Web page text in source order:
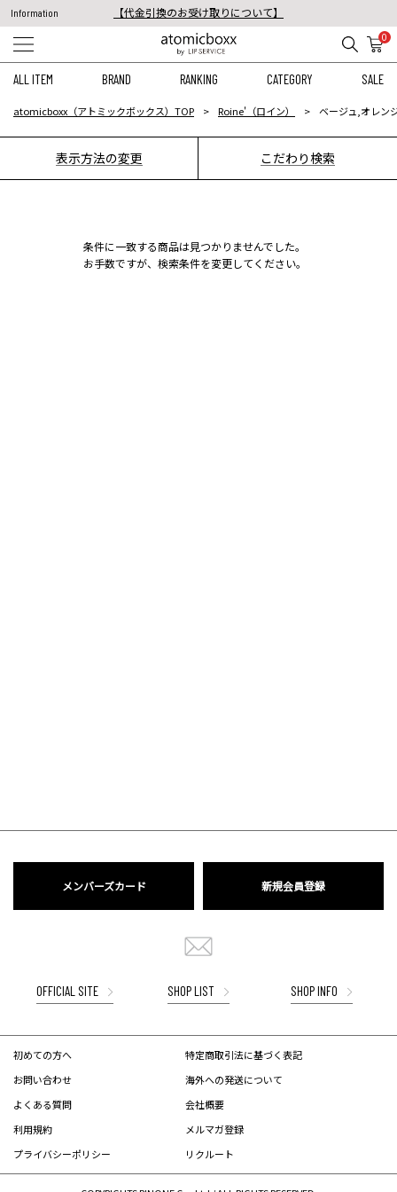
Information
【代金引換のお受け取りについて】
税込11,000円以上のご注文で送料無料！
0
ALL ITEM BRAND RANKING CATEGORY SALE
atomicboxx（アトミックボックス）TOP Roine'（ロイン） ベージュ,オレン
表示方法の変更 こだわり検索
条件に一致する商品は見つかりませんでした。
お手数ですが、検索条件を変更してください。
メンバーズカード 新規会員登録
OFFICIAL SITE SHOP LIST SHOP INFO
初めての方へ
お問い合わせ
よくある質問
利用規約
プライバシーポリシー
特定商取引法に基づく表記
海外への発送について
会社概要
メルマガ登録
リクルート